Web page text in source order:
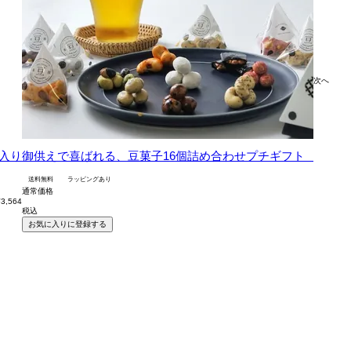
り
3,564
御供えで喜ばれる、豆菓子16個詰め合わせプチギフト
送料無料 ラッピングあり
通常価格
税込
お気に入りに登録する
次へ